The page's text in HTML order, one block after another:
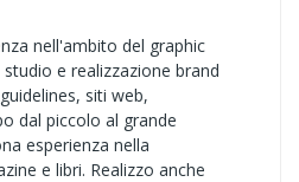
nell'ambito del graphic
e realizzazione brand
siti web,
dal piccolo al grande
esperienza nella
e libri. Realizzo anche